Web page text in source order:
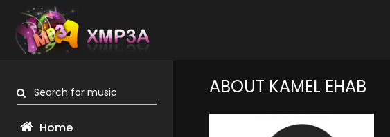
Search for music
Home
ABOUT KAMEL EHAB